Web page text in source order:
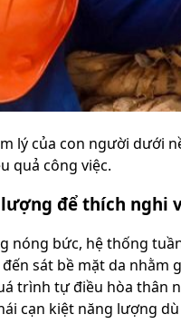
lý của con người dưới
quả công việc.
lượng để thích nghi
nóng bức, hệ thống
sát bề mặt da
trình tự điều hòa
cạn kiệt năng lượng